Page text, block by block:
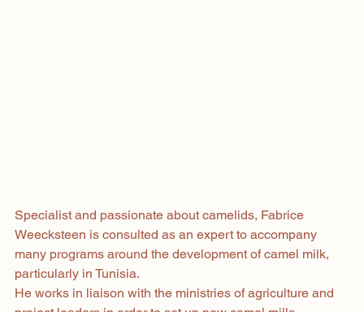
Specialist and passionate about camelids, Fabrice
Weecksteen is consulted as an expert to accompany
many programs around the development of camel milk,
particularly in Tunisia.
He works in liaison with the ministries of agriculture and